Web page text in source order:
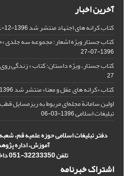
آخرین اخبار
کتاب کرانه های اجتهاد منتشر شد1396-12-21
کتاب جستار ویژه اشعار؛ مجموعه سه جلدی
1396-07-27
کتاب جستار، ویژه داستان؛ کتاب « زندگی
27
کتاب «کرانه های عقل و معنا» منتشر شد1396-04-12
اولین سامانة مجله‌ای مربوط به ریزمسایل‌
تبلیغات اسلامی1396-03-06
دفتر تبلیغات اسلامی حوزه علمیه قم،
آموزش، اداره
تلفن 32233350-051 داخلی 8605
اشتراک خبرنامه